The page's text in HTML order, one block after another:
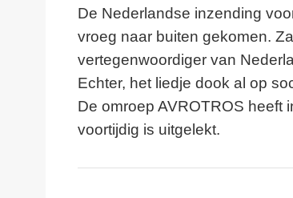
De Nederlandse inzending
vroeg naar buiten gekomen.
vertegenwoordiger van
Echter, het liedje dook al op
De omroep AVROTROS heeft
voortijdig is uitgelekt.